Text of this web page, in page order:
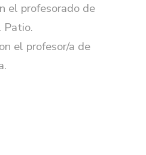
el profesorado de
Patio.
el profesor/a de